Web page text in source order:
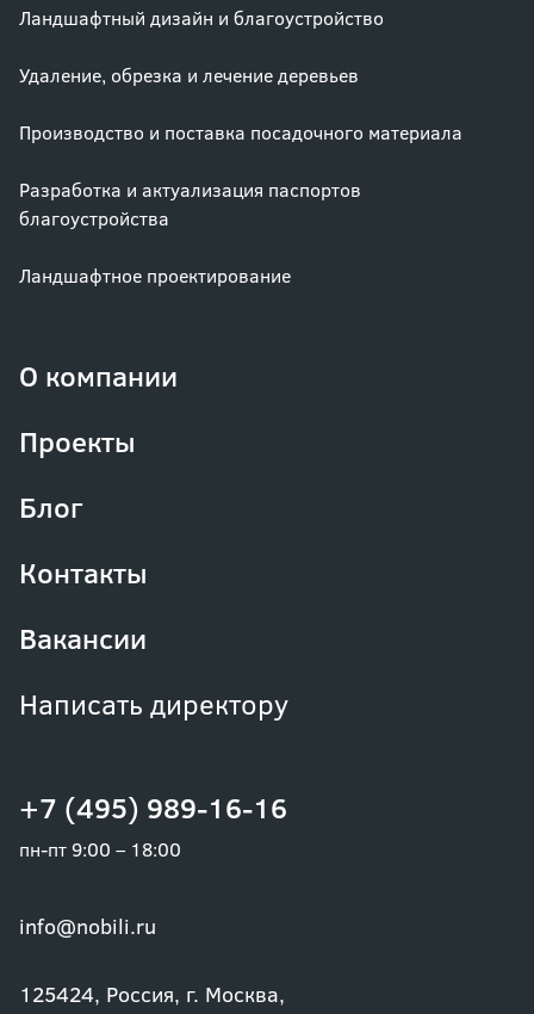
+7 (495) 989-16-16
пн-пт 9:00 – 18:00
info@nobili.ru
125424, Россия, г. Москва,
Ландшафтный дизайн и благоустройство
Удаление, обрезка и лечение деревьев
Производство и поставка посадочного материала
Разработка и актуализация паспортов
благоустройства
Ландшафтное проектирование
О компании
Проекты
Блог
Контакты
Вакансии
Написать директору